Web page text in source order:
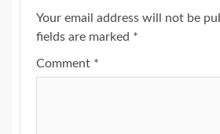
Your email address will not be
fields are marked *
Comment *